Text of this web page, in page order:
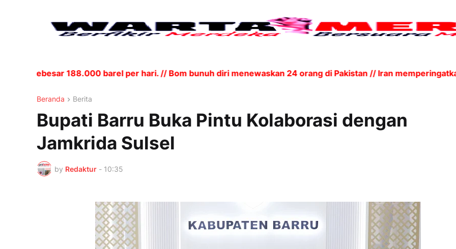
188.000 barel per hari. // Bom bunuh diri menewaskan 24 orang di Pakistan // Iran memperingatkan
Beranda Berita
Bupati Barru Buka Pintu Kolaborasi dengan
Jamkrida Sulsel
by Redaktur - 10:35